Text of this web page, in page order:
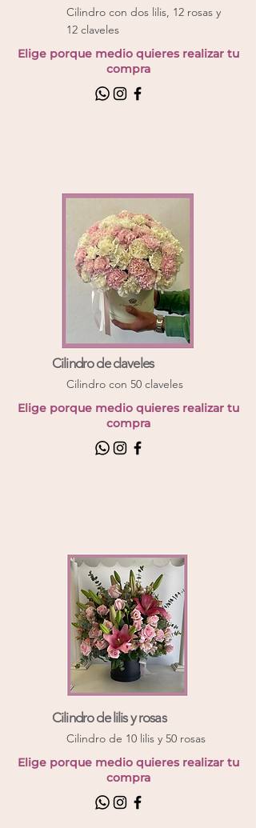
Cilindro con dos lilis, 12 rosas y
12 claveles
Elige porque medio quieres realizar tu
compra
Cilindro de claveles
Cilindro con 50 claveles
Elige porque medio quieres realizar tu
compra
Cilindro de lilis y rosas
Cilindro de 10 lilis y 50 rosas
Elige porque medio quieres realizar tu
compra